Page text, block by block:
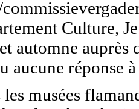
Culture,
automne
aucune réponse
musées